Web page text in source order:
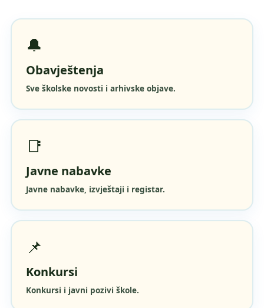
🔔
Obavještenja
Sve školske novosti i arhivske objave.
📑
Javne nabavke
Javne nabavke, izvještaji i registar.
📌
Konkursi
Konkursi i javni pozivi škole.